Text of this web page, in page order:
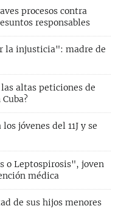
procesos contra
responsables
la injusticia": madre de
altas peticiones de
jóvenes del 11J y se
o Leptospirosis", joven
médica
de sus hijos menores